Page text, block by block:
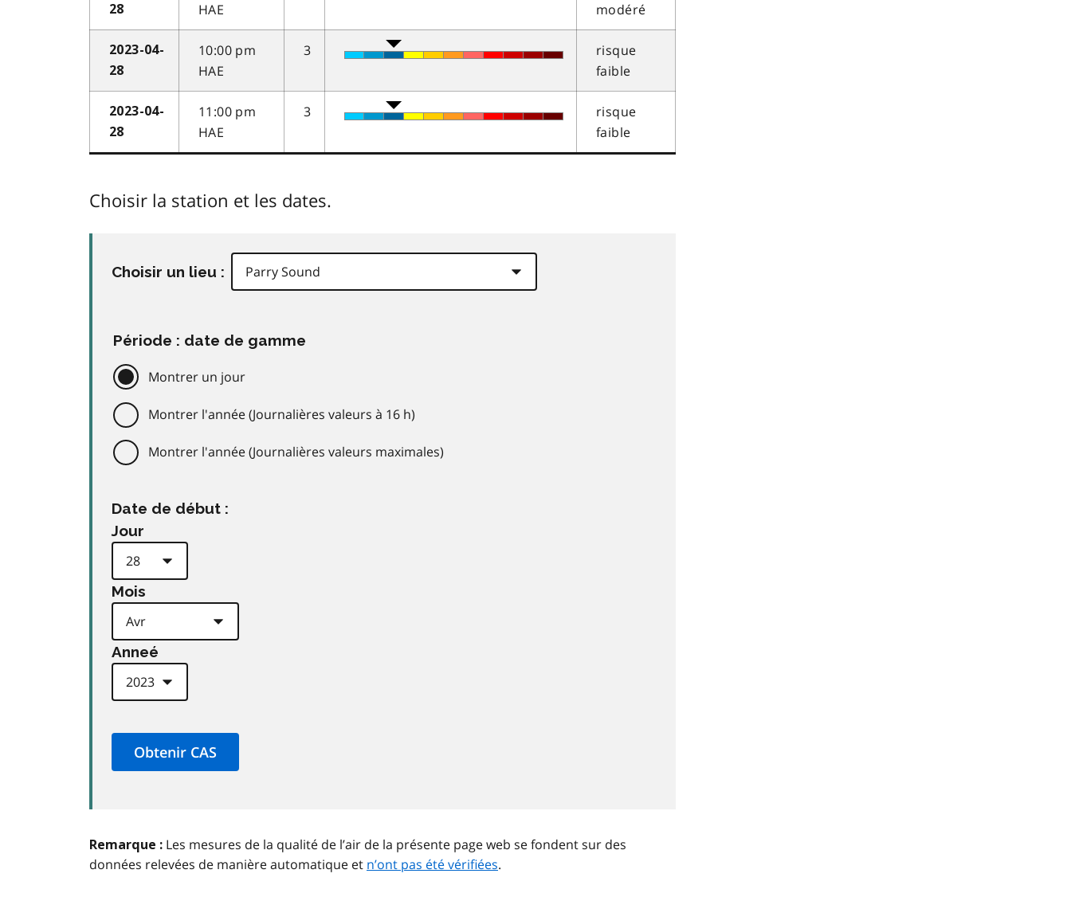
28
HAE
modéré
2023-04-
28
10:00 pm
HAE
3
risque
faible
2023-04-
28
11:00 pm
HAE
3
risque
faible
Choisir la station et les dates.
Choisir un lieu :
Période : date de gamme
Montrer un jour
Montrer l'année (Journalières valeurs à 16 h)
Montrer l'année (Journalières valeurs maximales)
Date de début :
Jour
Mois
Anneé
Remarque : Les mesures de la qualité de l’air de la présente page web se fondent sur des
données relevées de manière automatique et n’ont pas été vérifiées.